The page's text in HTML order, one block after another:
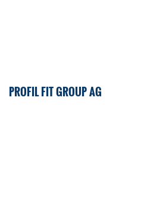
PROFIL FIT GROUP AG